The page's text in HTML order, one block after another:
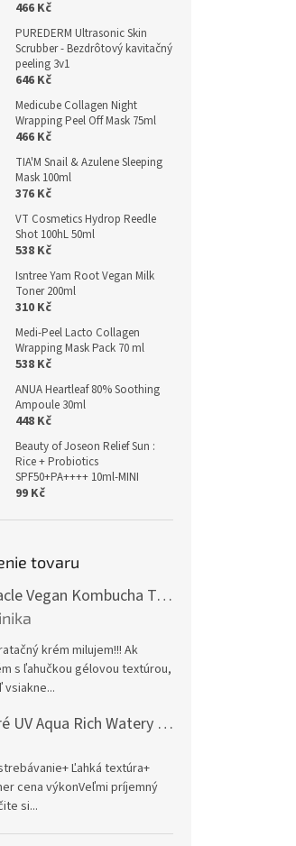
466 Kč
PUREDERM Ultrasonic Skin
Scrubber - Bezdrôtový kavitačný
peeling 3v1
646 Kč
Medicube Collagen Night
Wrapping Peel Off Mask 75ml
466 Kč
TIA'M Snail & Azulene Sleeping
Mask 100ml
376 Kč
VT Cosmetics Hydrop Reedle
Shot 100hL 50ml
538 Kč
Isntree Yam Root Vegan Milk
Toner 200ml
310 Kč
Medi-Peel Lacto Collagen
Wrapping Mask Pack 70 ml
538 Kč
ANUA Heartleaf 80% Soothing
Ampoule 30ml
448 Kč
Beauty of Joseon Relief Sun :
Rice + Probiotics
SPF50+PA++++ 10ml-MINI
99 Kč
tovaru
Dr. Ceuracle Vegan Kombucha Tea Gel Cream 75g
produktu je 5 z 5 hvězdiček.
krém milujem!!! Ak
s ľahučkou gélovou textúrou,
Kao Bioré UV Aqua Rich Watery Essence Sunscreen SPF50+ PA++++ 70g
produktu je 5 z 5 hvězdiček.
Ľahká textúra+
cena výkonVeľmi príjemný
si...